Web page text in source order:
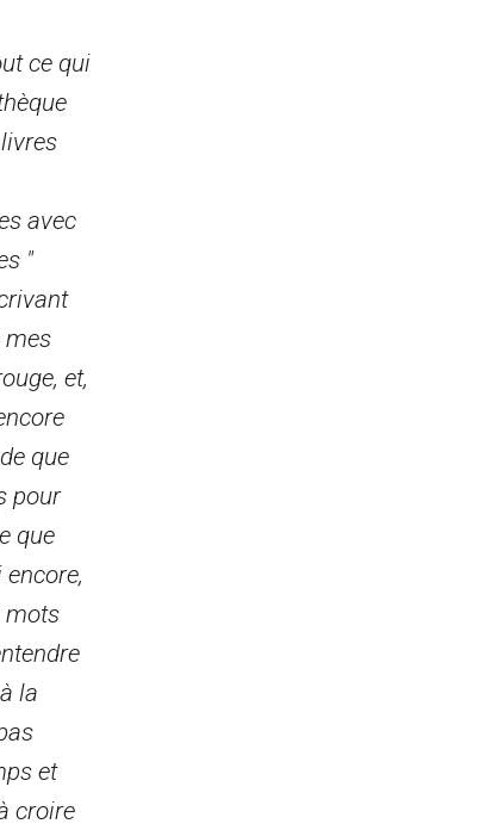
ce qui
avec
"
mes
et,
que
pour
que
mots
la
et
croire